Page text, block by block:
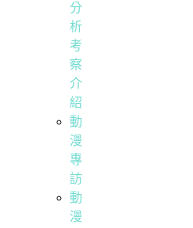
分
析
考
察
介
紹
動
漫
專
訪
動
漫